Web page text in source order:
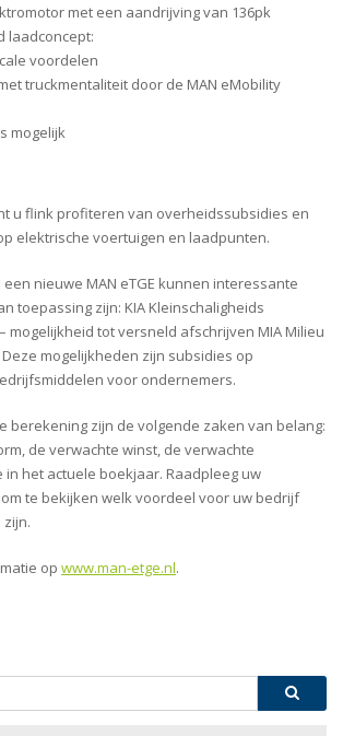
met een aandrijving van 136pk
laadconcept:
voordelen
truckmentaliteit door de MAN eMobility
mogelijk
u flink profiteren van overheidssubsidies en
elektrische voertuigen en laadpunten.
nieuwe MAN eTGE kunnen interessante
toepassing zijn: KIA Kleinschaligheids
mogelijkheid tot versneld afschrijven MIA Milieu
mogelijkheden zijn subsidies op
voor ondernemers.
berekening zijn de volgende zaken van belang:
de verwachte winst, de verwachte
het actuele boekjaar. Raadpleeg uw
te bekijken welk voordeel voor uw bedrijf
op www.man-etge.nl.